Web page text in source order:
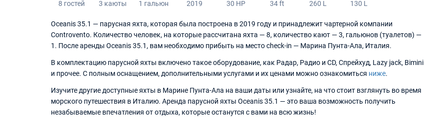
8 гостей 3 каюты 1 гальюн 2019 30 HP 34 ft 260 L 130 L
Oceanis 35.1 — парусная яхта, которая была построена в 2019 году и принадлежит чартерной компании
Controvento. Количество человек, на которые рассчитана яхта — 8, количество кают — 3, гальюнов (туалетов) —
1. После аренды Oceanis 35.1, вам необходимо прибыть на место check-in — Марина Пунта-Ала, Италия.
В комплектацию парусной яхты включено такое оборудование, как Радар, Радио и CD, Спрейхуд, Lazy jack, Bimini
и прочее. С полным оснащением, дополнительными услугами и их ценами можно ознакомиться ниже.
Изучите другие доступные яхты в Марине Пунта-Ала на ваши даты или узнайте, на что стоит взглянуть во время
морского путешествия в Италию. Аренда парусной яхты Oceanis 35.1 — это ваша возможность получить
незабываемые впечатления от отдыха, которые останутся с вами на всю жизнь!